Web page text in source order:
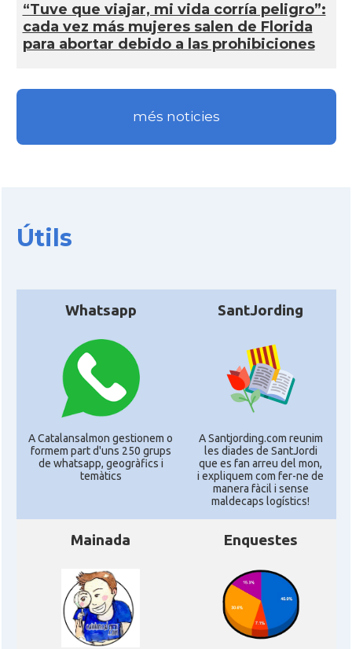
“Tuve que viajar, mi vida corría peligro”:
cada vez más mujeres salen de Florida
para abortar debido a las prohibiciones
més noticies
Útils
Whatsapp
A Catalansalmon gestionem o
formem part d'uns 250 grups
de whatsapp, geogràfics i
temàtics
SantJording
A Santjording.com reunim
les diades de SantJordi
que es fan arreu del mon,
i expliquem com fer-ne de
manera fàcil i sense
maldecaps logí­stics!
Mainada Enquestes